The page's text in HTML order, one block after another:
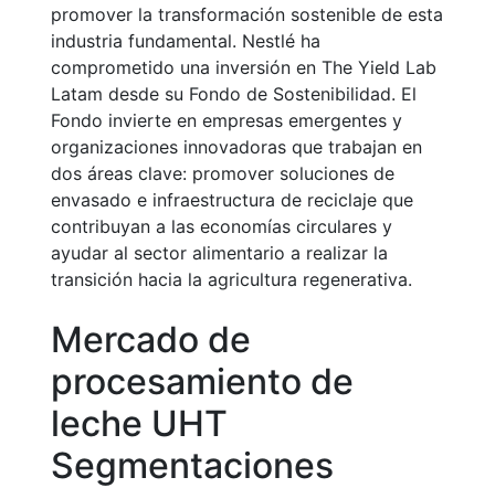
promover la transformación sostenible de esta
industria fundamental. Nestlé ha
comprometido una inversión en The Yield Lab
Latam desde su Fondo de Sostenibilidad. El
Fondo invierte en empresas emergentes y
organizaciones innovadoras que trabajan en
dos áreas clave: promover soluciones de
envasado e infraestructura de reciclaje que
contribuyan a las economías circulares y
ayudar al sector alimentario a realizar la
transición hacia la agricultura regenerativa.
Mercado de
procesamiento de
leche UHT
Segmentaciones